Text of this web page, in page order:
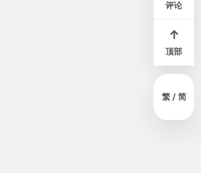
评论
↑
顶部
繁 / 简